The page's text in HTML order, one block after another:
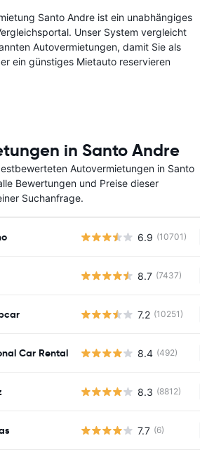
Santo Andre ist ein unabhängiges
Unser System vergleicht
Autovermietungen, damit Sie als
ein günstiges Mietauto reservieren
in Santo Andre
Autovermietungen in Santo
Bewertungen und Preise dieser
Suchanfrage.
6.9 (10701)
8.7 (7437)
7.2 (10251)
Car Rental 8.4 (492)
8.3 (8812)
7.7 (6)